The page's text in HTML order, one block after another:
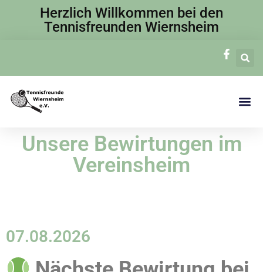
Herzlich Willkommen bei den
Tennisfreunden Wiernsheim
Unsere Bewirtungen im
Vereinsheim
07.08.2026